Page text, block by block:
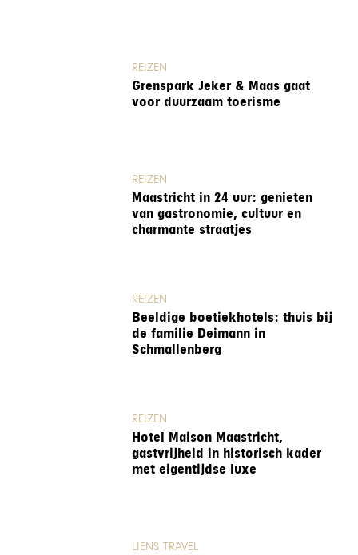
REIZEN
Grenspark Jeker & Maas gaat
voor duurzaam toerisme
REIZEN
Maastricht in 24 uur: genieten
van gastronomie, cultuur en
charmante straatjes
REIZEN
Beeldige boetiekhotels: thuis bij
de familie Deimann in
Schmallenberg
REIZEN
Hotel Maison Maastricht,
gastvrijheid in historisch kader
met eigentijdse luxe
LIENS TRAVEL